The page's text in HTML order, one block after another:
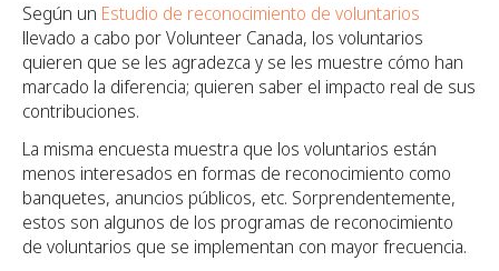
Según un Estudio de reconocimiento de voluntarios
llevado a cabo por Volunteer Canada, los voluntarios
quieren que se les agradezca y se les muestre cómo han
marcado la diferencia; quieren saber el impacto real de sus
contribuciones.
La misma encuesta muestra que los voluntarios están
menos interesados en formas de reconocimiento como
banquetes, anuncios públicos, etc. Sorprendentemente,
estos son algunos de los programas de reconocimiento
de voluntarios que se implementan con mayor frecuencia.